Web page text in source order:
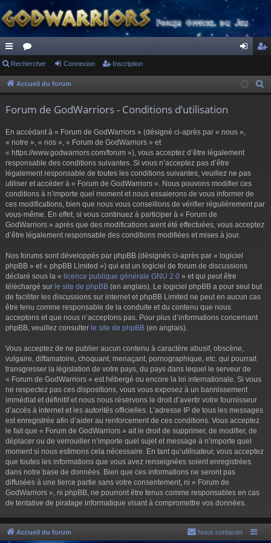
ac
co
s
or
u ne cri
Rechercher Connexion Inscription
Accueil du forum
Forum de GodWarriors - Conditions d’utilisation
En accédant à « Forum de GodWarriors » (désigné ci-après par « nous »,
« notre », « nos », « Forum de GodWarriors » et
« https://www.godwarriors.com/forum »), vous acceptez d’être légalement
responsable des conditions suivantes. Si vous n’acceptez pas d’être
légalement responsable de toutes les conditions suivantes, veuillez ne pas
utiliser et accéder à « Forum de GodWarriors ». Nous pouvons modifier ces
conditions à n’importe quel moment et nous essaierons de vous informer de
ces modifications, bien que nous vous conseillons de vérifier régulièrement par
vous-même. En effet, si vous continuez à participer à « Forum de
GodWarriors » après que des modifications aient été effectuées, vous acceptez
d’être légalement responsable des conditions modifiées et mises à jour.
Nos forums sont développés par phpBB (désignés ci-après par « logiciel
phpBB » et « phpBB Limited ») qui est un logiciel de forum de discussions
déclaré sous la « licence publique générale GNU 2.0 » et qui peut être
téléchargé sur le site de phpBB (en anglais). Le logiciel phpBB a pour seul but
de faciliter les discussions sur internet et phpBB Limited ne peut en aucun cas
être tenu comme responsable de la conduite et du contenu que nous
acceptons et que nous n’acceptons pas. Pour plus d’informations concernant
phpBB, veuillez consulter le site de phpBB (en anglais).
Vous acceptez de ne publier aucun contenu à caractère abusif, obscène,
vulgaire, diffamatoire, choquant, menaçant, pornographique, etc. qui pourrait
transgresser la législation de votre pays, du pays dans lequel le serveur de
« Forum de GodWarriors » est hébergé ou encore la loi internationale. Si vous
ne respectez pas ces dispositions, vous vous exposez à un bannissement
immédiat et définitif et nous nous réservons le droit d’avertir votre fournisseur
d’accès à internet et les autorités officielles. L’adresse IP de tous les messages
est enregistrée afin d’aider au renforcement de ces conditions. Vous acceptez
le fait que « Forum de GodWarriors » ait le droit de supprimer, de modifier, de
déplacer ou de verrouiller n’importe quel sujet et message à n’importe quel
moment si nous estimons cela nécessaire. En tant qu’utilisateur, vous acceptez
que toutes les informations que vous avez renseignées soient enregistrées
dans notre base de données. Bien que ces informations ne seront pas
diffusées à une tierce partie sans votre consentement, ni « Forum de
GodWarriors », ni phpBB, ne pourront être tenus comme responsables en cas
de tentative de piratage informatique visant à compromettre vos données.
Accueil du forum Nous contacter